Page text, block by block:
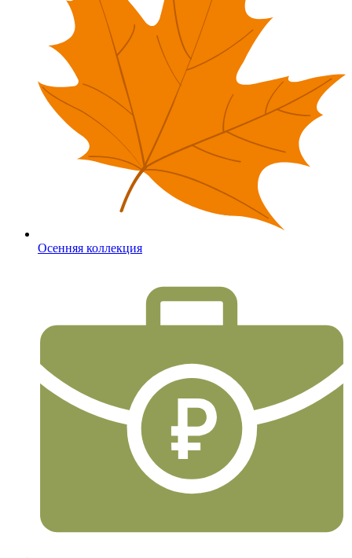
Осенняя коллекция